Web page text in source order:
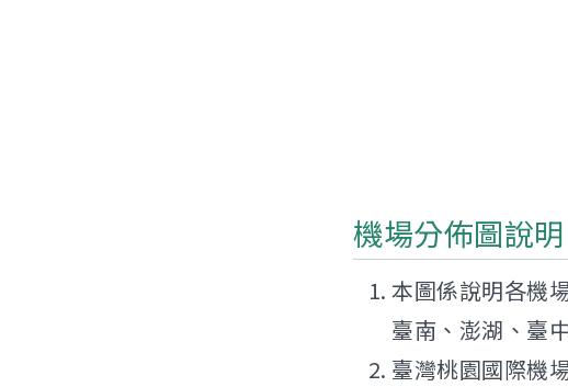
機場分佈圖說明
本圖係說明各機
臺南、澎湖、臺
臺灣桃園國際機